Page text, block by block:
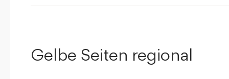
Gelbe Seiten regional